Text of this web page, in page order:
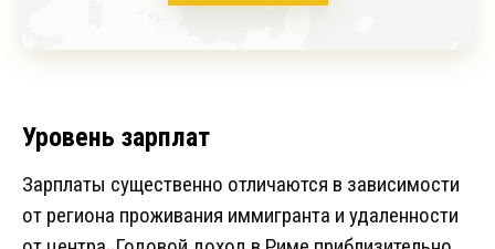
Уровень зарплат
Зарплаты существенно отличаются в зависимости
от региона проживания иммигранта и удаленности